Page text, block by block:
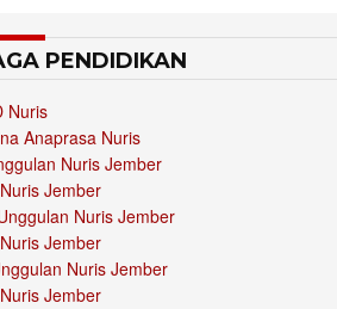
PENDIDIKAN
Nuris
Anaprasa Nuris
Nuris Jember
Jember
Nuris Jember
Jember
Nuris Jember
Jember